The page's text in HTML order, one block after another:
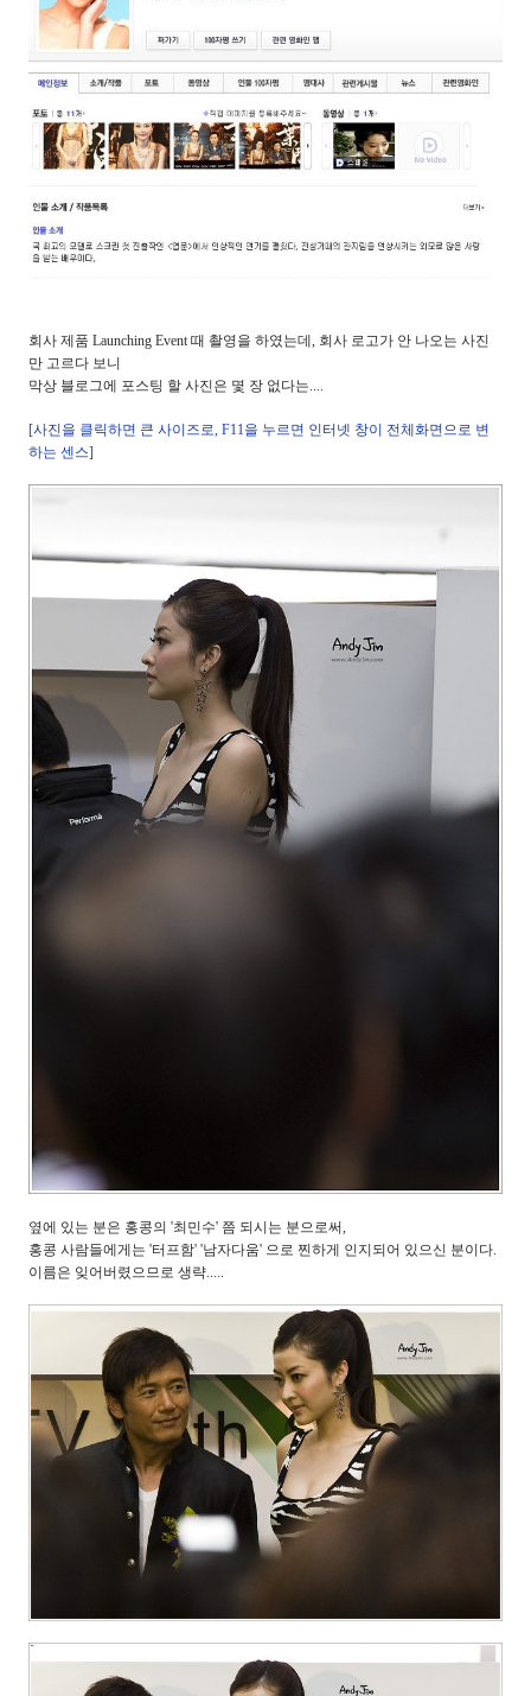
회사 제품 Launching Event 때 촬영을 하였는데, 회사 로고가 안 나오는 사진
만 고르다 보니
막상 블로그에 포스팅 할 사진은 몇 장 없다는....
[사진을 클릭하면 큰 사이즈로, F11을 누르면 인터넷 창이 전체화면으로 변
하는 센스]
옆에 있는 분은 홍콩의 '최민수' 쯤 되시는 분으로써,
홍콩 사람들에게는 '터프함' '남자다움' 으로 찐하게 인지되어 있으신 분이다.
이름은 잊어버렸으므로 생략.....